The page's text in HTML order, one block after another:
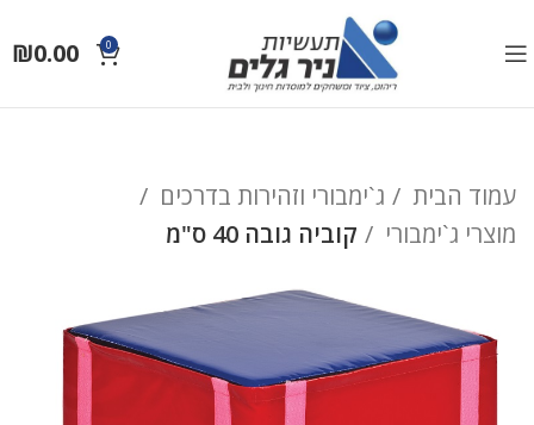
0
₪0.00
עמוד הבית
ג`ימבורי וזהירות בדרכים
מוצרי ג`ימבורי
קוביה גובה 40 ס"מ